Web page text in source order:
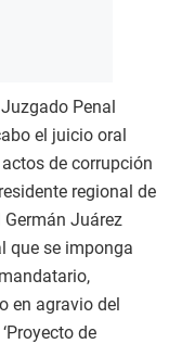
Penal
el juicio oral
de corrupción
regional de
Juárez
que se imponga
en agravio del
de